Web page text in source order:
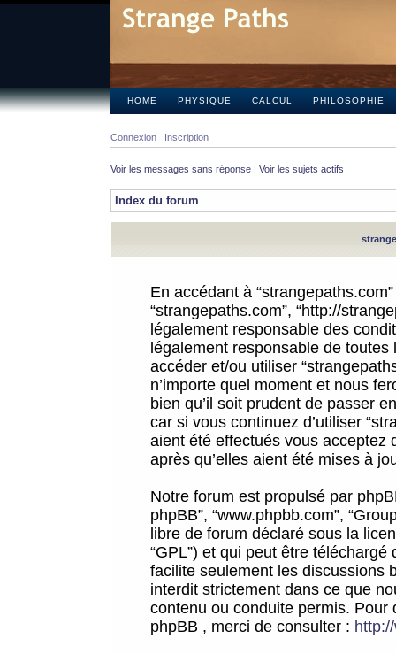
HOME PHYSIQUE CALCUL PHILOSOPHIE
Connexion Inscription
Voir les messages sans réponse | Voir les sujets actifs
Index du forum
En accédant à
“strangepaths.com”, “http://
légalement responsable des
légalement responsable de
accéder et/ou utiliser
n’importe quel moment et nous
bien qu’il soit prudent de passer
car si vous continuez d’utiliser
aient été effectués vous acceptez
après qu’elles aient été mises à
Notre forum est propulsé par
phpBB”, “www.phpbb.com”,
libre de forum déclaré sous la
“GPL”) et qui peut être téléchargé
facilite seulement les discussions
interdit strictement dans ce que
contenu ou conduite permis.
phpBB , merci de consulter :